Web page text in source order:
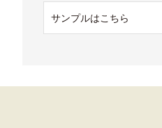
サンプルはこちら